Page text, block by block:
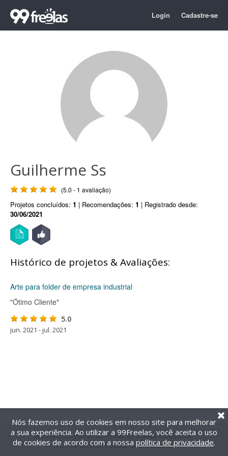
Login Cadastre-se
Guilherme Ss
(5.0 - 1 avaliação)
Projetos concluídos: 1 | Recomendações: 1 | Registrado desde:
30/06/2021
Histórico de projetos & Avaliações:
Arte para folder de empresa industrial
"Ótimo Cliente"
5.0
jun. 2021 - jul. 2021
@2014-2026 99Freelas. Todos os direitos reservados.
Termos de uso| Política de privacidade
Nós fazemos uso de cookies em nosso site para melhorar
a sua experiência. Ao utilizar a 99Freelas, você aceita o uso
de cookies de acordo com a nossa política de privacidade.